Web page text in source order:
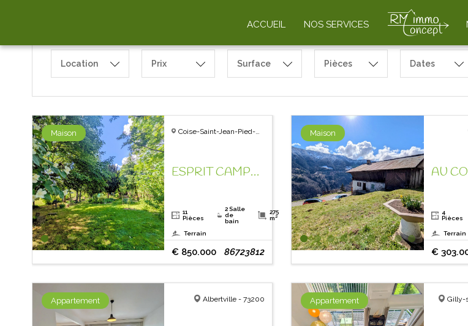
ACCUEIL NOS SERVICES
Location Prix Surface Pièces Dates
Maison Coise-Saint-Jean-Pied-Gauthier - 73800
ESPRIT CAMPAGNE ! UN COUP DE COEUR VOUS ATTEND!
11
Pièces
2 Salle
de
bain
275
m²
Terrain
€ 850.000 86723812
Maison
4
Pièces
Terrain
€
Appartement Albertville - 73200 Appartement Gilly-